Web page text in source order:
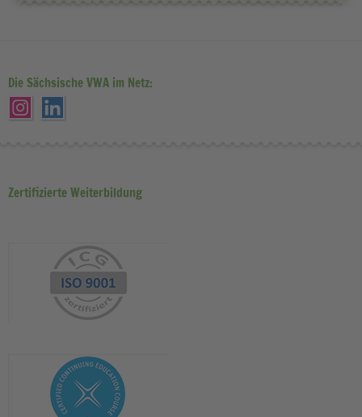
Die Sächsische VWA im Netz:
Zertifizierte Weiterbildung